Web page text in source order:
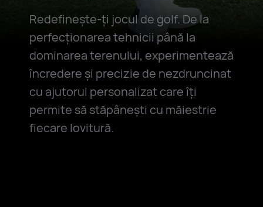
Redefinește-ți jocul de golf. De la
perfecționarea tehnicii până la
dominarea terenului, experimentează
încredere și precizie de nezdruncinat
cu ajutorul personalizat care îți
permite să stăpânești cu măiestrie
fiecare lovitură.